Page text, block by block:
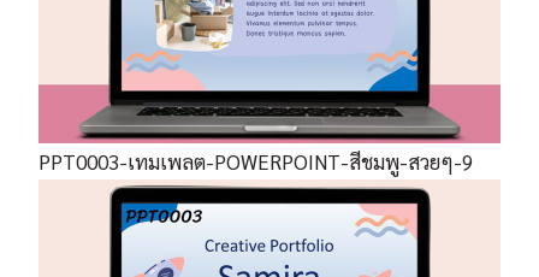
PPT0003-เทมเพลต-POWERPOINT-สีชมพู-สวยๆ-9